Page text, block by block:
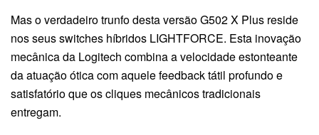
Mas o verdadeiro trunfo desta versão G502 X Plus reside
nos seus switches híbridos LIGHTFORCE. Esta inovação
mecânica da Logitech combina a velocidade estonteante
da atuação ótica com aquele feedback tátil profundo e
satisfatório que os cliques mecânicos tradicionais
entregam.